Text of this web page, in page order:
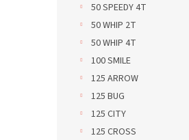
50 SPEEDY 4T
50 WHIP 2T
50 WHIP 4T
100 SMILE
125 ARROW
125 BUG
125 CITY
125 CROSS